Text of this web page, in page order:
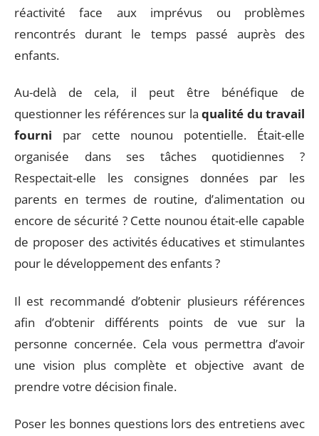
réactivité face aux imprévus ou problèmes
rencontrés durant le temps passé auprès des
enfants.
Au-delà de cela, il peut être bénéfique de
questionner les références sur laqualité du travail
fourni par cette nounou potentielle. Était-elle
organisée dans ses tâches quotidiennes ?
Respectait-elle les consignes données par les
parents en termes de routine, d’alimentation ou
encore de sécurité ? Cette nounou était-elle capable
de proposer des activités éducatives et stimulantes
pour le développement des enfants ?
Il est recommandé d’obtenir plusieurs références
afin d’obtenir différents points de vue sur la
personne concernée. Cela vous permettra d’avoir
une vision plus complète et objective avant de
prendre votre décision finale.
Poser les bonnes questions lors des entretiens avec